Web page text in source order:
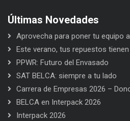
Últimas Novedades
Aprovecha para poner tu equipo
Este verano, tus repuestos
PPWR: Futuro del Envasado
SAT BELCA: siempre a tu lado
Carrera de Empresas 2026 –
BELCA en Interpack 2026
Interpack 2026